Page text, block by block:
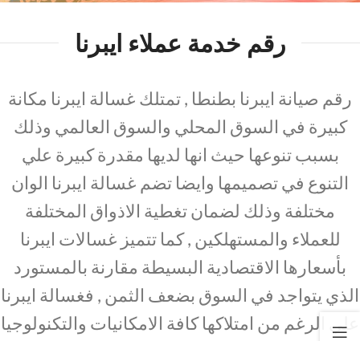
رقم خدمة عملاء ايبرنا
رقم صيانة ايبرنا بطنطا , تمتلك غسالة ايبرنا مكانة
كبيرة في السوق المحلي والسوق العالمي وذلك
بسبب تنوعها حيث انها لديها مقدرة كبيرة علي
التنوع في تصميمها وايضا تضم غسالة ايبرنا الوان
مختلفة وذلك لضمان تغطية الاذواق المختلفة
للعملاء والمستهلكين , كما تتميز غسالات ايبرنا
بأسعارها الاقتصادية البسيطة مقارنة بالمستورد
الذي يتواجد في السوق بضعف الثمن , فغسالة ايبرنا
علي الرغم من امتلاكها كافة الامكانيات والتكنولوجيا